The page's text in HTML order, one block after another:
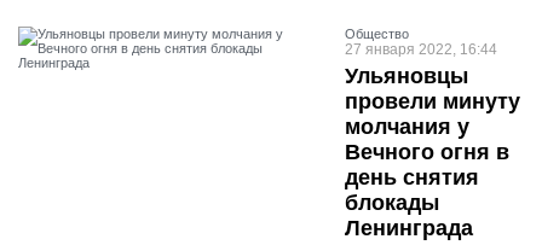
Общество
27 января 2022, 16:44
Ульяновцы
провели минуту
молчания у
Вечного огня в
день снятия
блокады
Ленинграда